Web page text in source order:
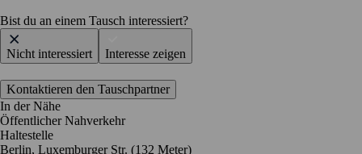
Bist du an einem Tausch interessiert?
Nicht interessiert Interesse zeigen
Kontaktieren den Tauschpartner
In der Nähe
Öffentlicher Nahverkehr
Haltestelle
Berlin, Luxemburger Str. (132 Meter)